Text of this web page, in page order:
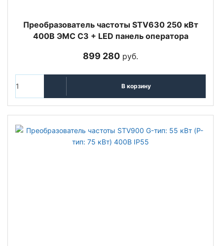
Преобразователь частоты STV630 250 кВт
400В ЭМС С3 + LED панель оператора
899 280 руб.
В корзину